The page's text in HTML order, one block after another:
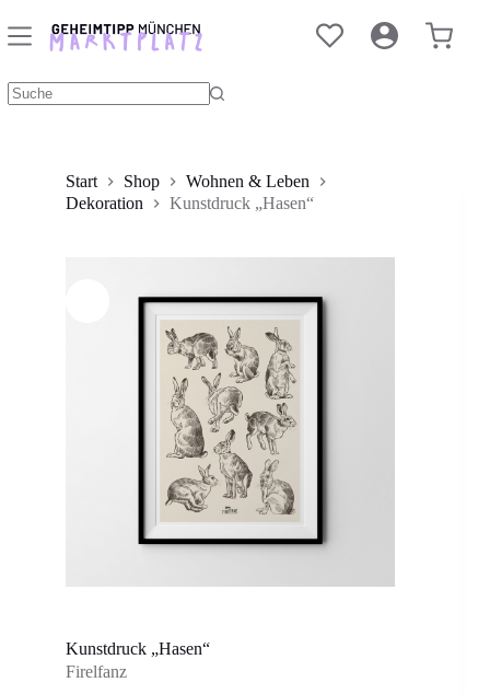
Inhalt
springen
Kunstdruck „Hasen“
10,00€
In den Warenkorb
Start Shop
Wohnen & Leben
Dekoration
Kunstdruck „Hasen“
Kunstdruck „Hasen“
Firelfanz